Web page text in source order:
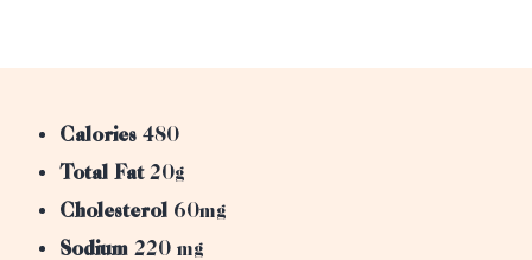
Calories 480
Total Fat20g
Cholesterol 60mg
Sodium 220 mg